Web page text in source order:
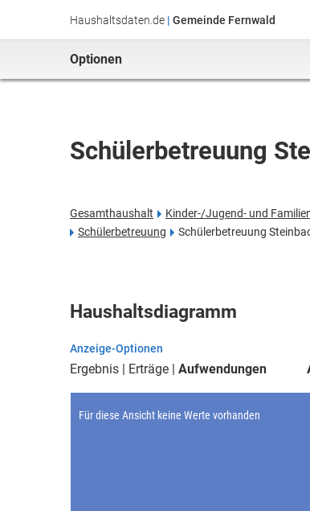
Haushaltsdaten.de | Gemeinde Fernwald
Optionen
Schülerbetreuung
Gesamthaushalt Kinder-/Jugend- und
Schülerbetreuung
Schülerbetreuung
Haushaltsdiagramm
Anzeige-Optionen
Ergebnis Erträge Aufwendungen
Für diese Ansicht keine Werte vorhanden